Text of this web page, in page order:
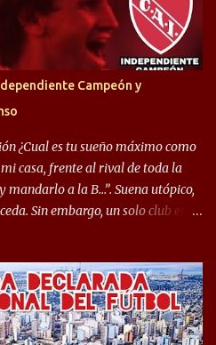
lo mismo en cuanto al
el Rojo. Pasando a jugadores que
en el rojo, tenemos a la dupla
donde ambos explotaron
equipo de Varela, donde, por
ser tenido en cuenta para el
que aún no ha logrado
Campeón y
¿Cual es tu sueño máximo como
casa, frente al rival de toda la
a la B…”. Suena utópico,
Sin embargo, un solo club en el
para el Rojo y, por el otro, el
eterno rival. 22 de diciembre de
de Independiente pueden
el "Rojo" derrotó a Racing por 2 a